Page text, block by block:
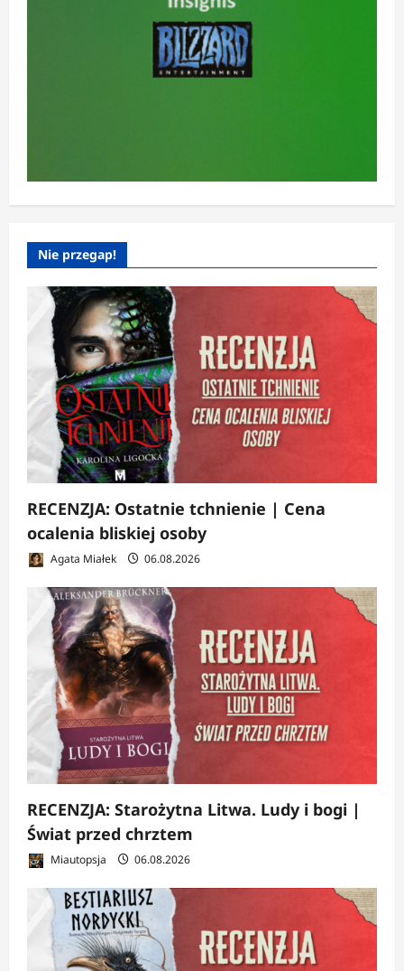
Nie przegap!
RECENZJA: Ostatnie tchnienie | Cena
ocalenia bliskiej osoby
Agata Miałek 06.08.2026
RECENZJA: Starożytna Litwa. Ludy i bogi |
Świat przed chrztem
Miautopsja 06.08.2026